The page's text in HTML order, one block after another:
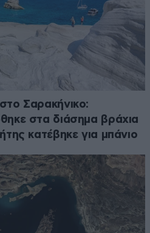
Σαρακήνικο:
στα διάσημα βράχια
κατέβηκε για μπάνιο